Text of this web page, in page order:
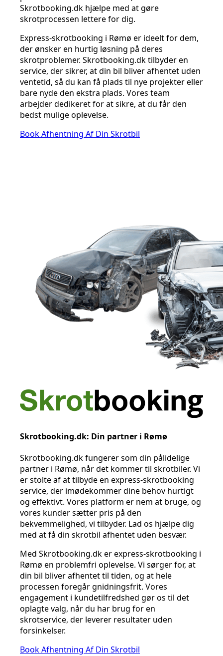
Skrotbooking.dk hjælpe med at gøre
skrotprocessen lettere for dig.
Express-skrotbooking i Rømø er ideelt for dem,
der ønsker en hurtig løsning på deres
skrotproblemer. Skrotbooking.dk tilbyder en
service, der sikrer, at din bil bliver afhentet uden
ventetid, så du kan få plads til nye projekter eller
bare nyde den ekstra plads. Vores team
arbejder dedikeret for at sikre, at du får den
bedst mulige oplevelse.
Book Afhentning Af Din Skrotbil
Skrotbooking.dk: Din partner i Rømø
Skrotbooking.dk fungerer som din pålidelige
partner i Rømø, når det kommer til skrotbiler. Vi
er stolte af at tilbyde en express-skrotbooking
service, der imødekommer dine behov hurtigt
og effektivt. Vores platform er nem at bruge, og
vores kunder sætter pris på den
bekvemmelighed, vi tilbyder. Lad os hjælpe dig
med at få din skrotbil afhentet uden besvær.
Med Skrotbooking.dk er express-skrotbooking i
Rømø en problemfri oplevelse. Vi sørger for, at
din bil bliver afhentet til tiden, og at hele
processen foregår gnidningsfrit. Vores
engagement i kundetilfredshed gør os til det
oplagte valg, når du har brug for en
skrotservice, der leverer resultater uden
forsinkelser.
Book Afhentning Af Din Skrotbil